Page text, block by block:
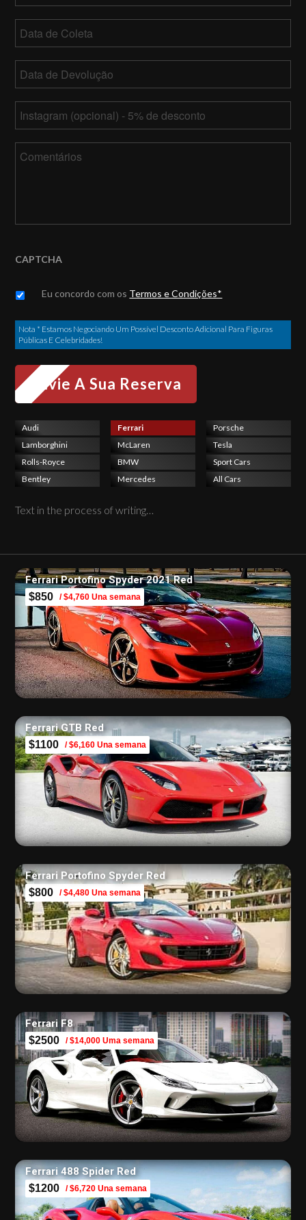
de
barra
barra
YY
de
barra
barra
YY
CAPTCHA
Untitled *
Eu concordo com os Termos e Condições*
Nota * Estamos Negociando Um Possível Desconto Adicional Para Figuras
Públicas E Celebridades!
Audi
Lamborghini
Rolls-Royce
Bentley
Ferrari
McLaren
BMW
Mercedes
Porsche
Tesla
Sport Cars
All Cars
Text in the process of writing…
Ferrari Portofino Spyder 2021 Red
$850 / $4,760 Una semana
Ferrari GTB Red
$1100 / $6,160 Una semana
Ferrari Portofino Spyder Red
$800 / $4,480 Una semana
Ferrari F8
$2500 / $14,000 Uma semana
Ferrari 488 Spider Red
$1200 / $6,720 Una semana